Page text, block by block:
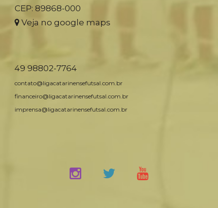
CEP: 89868-000
Veja no google maps
49 98802-7764
contato@ligacatarinensefutsal.com.br
financeiro@ligacatarinensefutsal.com.br
imprensa@ligacatarinensefutsal.com.br